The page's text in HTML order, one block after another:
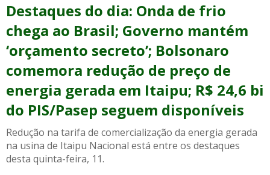
Destaques do dia: Onda de frio
chega ao Brasil; Governo mantém
‘orçamento secreto’; Bolsonaro
comemora redução de preço de
energia gerada em Itaipu; R$ 24,6 bi
do PIS/Pasep seguem disponíveis
Redução na tarifa de comercialização da energia gerada
na usina de Itaipu Nacional está entre os destaques
desta quinta-feira, 11.